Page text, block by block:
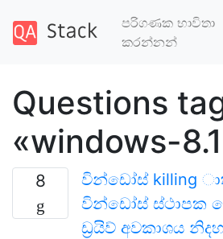
පරිගණක භාවිතා
කරන්නන්
Questions
«windows-
8
වින්ඩෝස් killing
වින්ඩෝස් ස්ථාපක
ඩ්‍රයිව් අවකාශය